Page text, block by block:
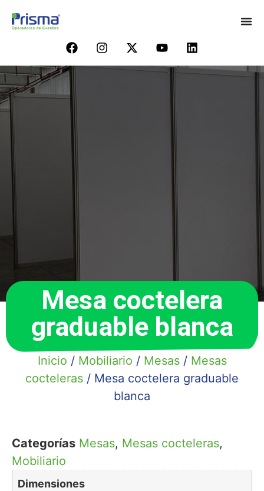
Mesa coctelera
graduable blanca
Inicio / Mobiliario / Mesas/ Mesas
cocteleras / Mesa coctelera graduable
blanca
Categorías Mesas, Mesas cocteleras,
Mobiliario
Dimensiones